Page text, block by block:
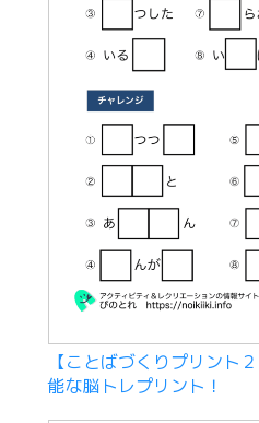
【ことばづくりプリント
能な脳トレプリント！